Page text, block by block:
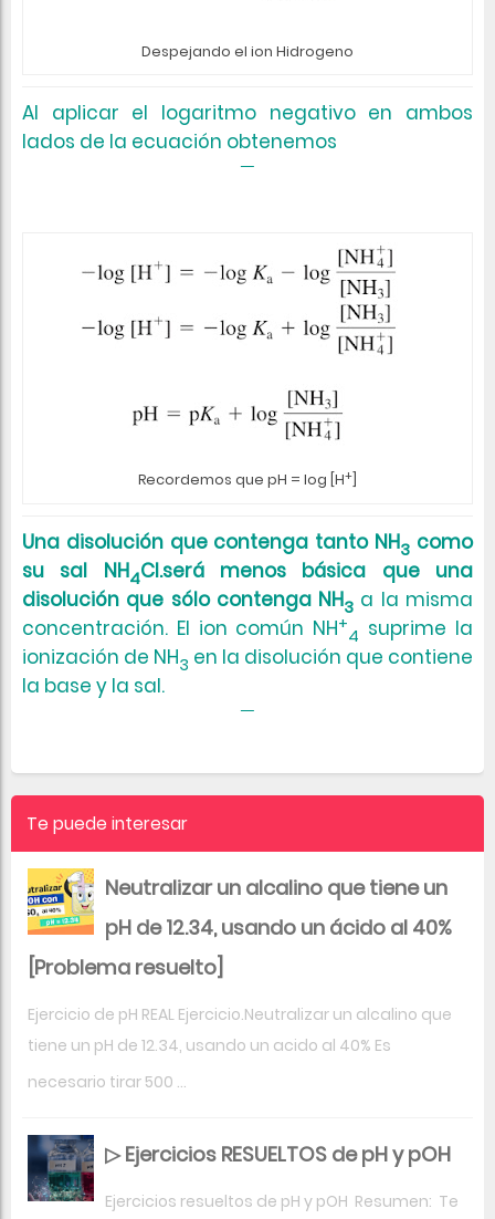
Despejando el ion Hidrogeno
Al aplicar el logaritmo negativo en ambos
lados de la ecuación obtenemos
Recordemos que pH = log [H+
Una disolución que contenga tanto NH3 como
su sal NH4Cl.será menos básica que una
disolución que sólo contenga NH3 a la misma
concentración. El ion común NH+
4 suprime la
ionización de NH3 en la disolución que contiene
la base y la sal.
Te puede interesar
Neutralizar un alcalino que tiene un
pH de 12.34, usando un ácido al 40%
[Problema resuelto]
Ejercicio de pH REAL Ejercicio.Neutralizar un alcalino que
tiene un pH de 12.34, usando un acido al 40% Es
necesario tirar 500 ...
▷ Ejercicios RESUELTOS de pH y pOH
Ejercicios resueltos de pH y pOH Resumen: Te